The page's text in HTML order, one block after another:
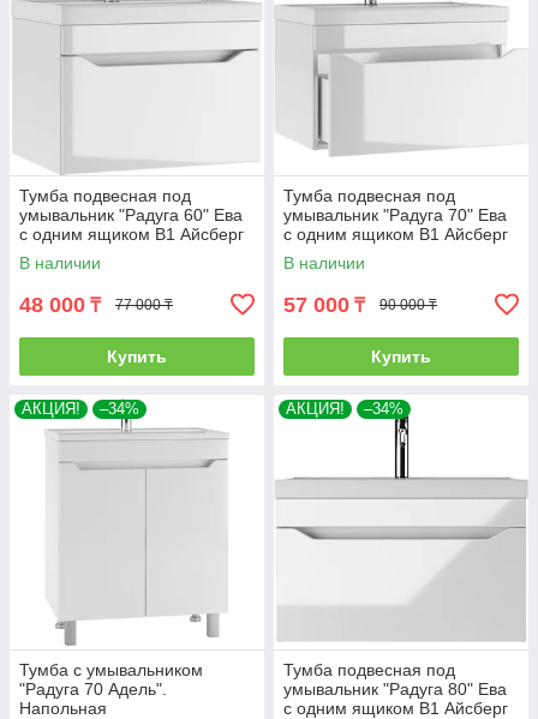
Тумба подвесная под
умывальник "Радуга 60" Ева
с одним ящиком В1 Айсберг
В наличии
48 000 ₸ 77 000 ₸
Купить
Тумба подвесная под
умывальник "Радуга 70" Ева
с одним ящиком В1 Айсберг
В наличии
57 000 ₸ 90 000 ₸
Купить
АКЦИЯ! –34%
Тумба с умывальником
"Радуга 70 Адель".
Напольная
АКЦИЯ! –34%
Тумба подвесная под
умывальник "Радуга 80" Ева
с одним ящиком В1 Айсберг